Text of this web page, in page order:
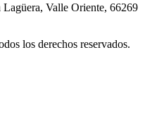
Valle Oriente, 66269
los derechos reservados.